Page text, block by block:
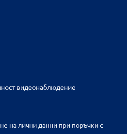
видеонаблюдение
на лични данни при поръчки с